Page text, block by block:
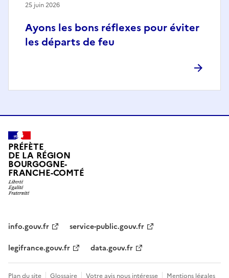
Ayons les bons réflexes pour éviter
les départs de feu
25 juin 2026
PRÉFÈTE
DE LA RÉGION
BOURGOGNE-
FRANCHE-COMTÉ
info.gouv.fr
service-public.gouv.fr
legifrance.gouv.fr
data.gouv.fr
Plan du site Glossaire Votre avis nous intéresse Mentions légales